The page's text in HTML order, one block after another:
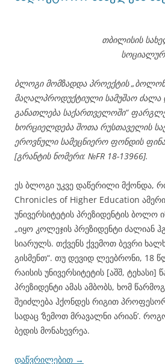
თბილისის
სოციალურ
ბლოგი მომზადდა პროექტის
მაღალპროდუქტიული სამუშაო ძალა
განათლება საქართველოში“
ხორციელდება შოთა რუსთაველის
ეროვნული სამეცნიერო ფონდის
[გრანტის ნომერი: №FR 18-13966].
ეს ბლოგი უკვე დაწერილი მქონდა,
Chronicles of Higher Education
უნივერსიტეტის პრეზიდენტის ბოლო
„იყო კოლეჯის პრეზიდენტი ძალიან
სიარულს. თქვენს ქვემოთ ბევრი
გისმენთ“. თუ დევიდ ლეებრონი, 18
რაისის უნივერსიტეტის [აშშ, ტეხასი]
პრეზიდენტი ამას ამბობს, ხომ
შეიძლება ჰქონდეს რიგით
სადაც ‘ზემოთ მრავალნი არიან’.
ბედის მონახევრეა.
დაწვრილებით →